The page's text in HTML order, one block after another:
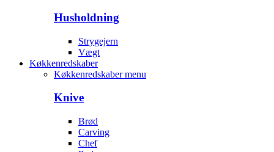
Husholdning
Strygejern
Vægt
Køkkenredskaber
Køkkenredskaber menu
Knive
Brød
Carving
Chef